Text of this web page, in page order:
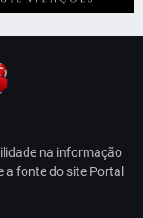
na informação
a fonte do site Portal